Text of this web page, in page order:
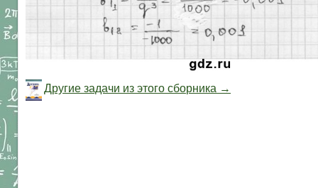
Другие задачи из этого сборника →